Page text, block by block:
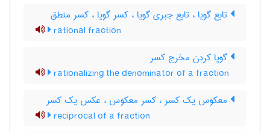
تابع گویا ، تابع جبری گویا ، کسر گویا ، کسر منطق
rational fraction
گویا کردن مخرج کسر
rationalizing the denominator of a fraction
معکوس یک کسر ، کسر معکوس ، ‌عکس یک کسر
reciprocal of a fraction